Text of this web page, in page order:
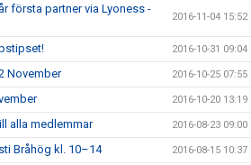
första partner via Lyoness -
2016-11-04 15:52
2016-10-31 09:04
November 2016-10-25 07:55
2016-10-20 13:19
alla medlemmar 2016-08-23 09:00
Bråhög kl. 10–14 2016-08-15 10:37